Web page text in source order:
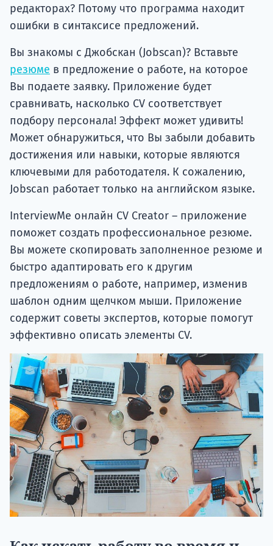
редакторах? Потому что программа находит
ошибки в синтаксисе предложений.
Вы знакомы с Джобскан (Jobscan)? Вставьте
резюме в предложение о работе, на которое
Вы подаете заявку. Приложение будет
сравнивать, насколько CV соответствует
подбору персонала! Эффект может удивить!
Может обнаружиться, что Вы забыли добавить
достижения или навыки, которые являются
ключевыми для работодателя. К сожалению,
Jobscan работает только на английском языке.
InterviewMe онлайн CV Creator – приложение
поможет создать профессиональное резюме.
Вы можете скопировать заполненное резюме и
быстро адаптировать его к другим
предложениям о работе, например, изменив
шаблон одним щелчком мыши. Приложение
содержит советы экспертов, которые помогут
эффективно описать элементы CV.